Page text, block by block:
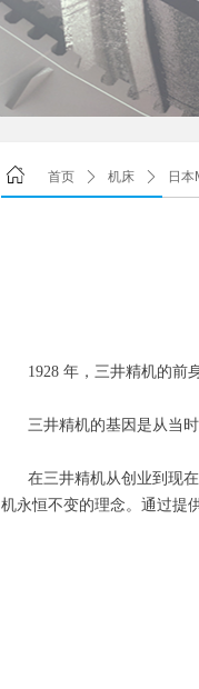
首页 ꄲ 机床 ꄲ 日本
1928 年，三井精机的前
三井精机的基因是从当时
在三井精机从创业到现在
机永恒不变的理念。通过提